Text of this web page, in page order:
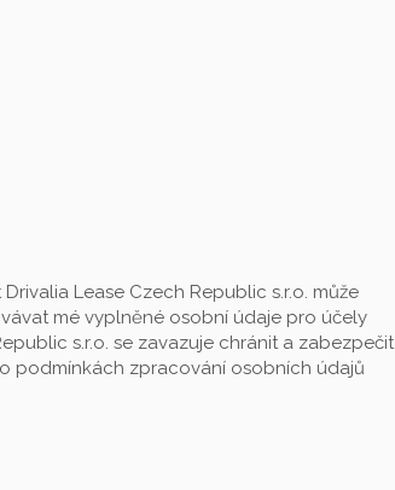
Lease Czech Republic s.r.o. může
mé vyplněné osobní údaje pro účely
s.r.o. se zavazuje chránit a zabezpečit
podmínkách zpracování osobních údajů